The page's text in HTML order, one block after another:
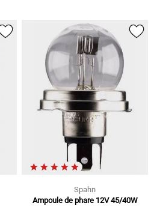
Spahn
Ampoule de phare 12V 45/40W